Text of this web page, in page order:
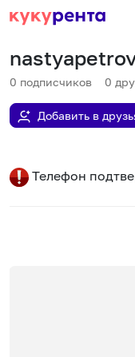
0 подписчиков 0
Добавить в
Телефон